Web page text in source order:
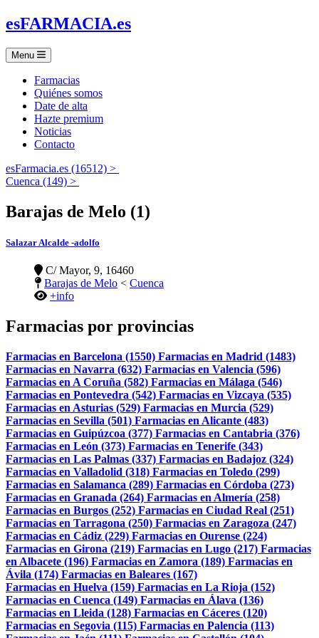
esFARMACIA.es
Menu
Farmacias
Quiénes somos
Date de alta
Hazte premium
Noticias
Contacto
esFarmacia.es (16512) >
Cuenca (149) >
Barajas de Melo (1)
Salazar Alcalde -adolfo
C/ Mayor, 9, 16460
Barajas de Melo < Cuenca
+info
Farmacias por provincias
Farmacias en Barcelona (1550) Farmacias en Madrid (1483)
Farmacias en Navarra (632) Farmacias en Valencia (596)
Farmacias en A Coruña (582) Farmacias en Málaga (546)
Farmacias en Pontevedra (542) Farmacias en Vizcaya (535)
Farmacias en Asturias (529) Farmacias en Murcia (529)
Farmacias en Sevilla (501) Farmacias en Alicante (483)
Farmacias en Guipúzcoa (377) Farmacias en Cantabria (376)
Farmacias en León (373) Farmacias en Tenerife (343)
Farmacias en Las Palmas (337) Farmacias en Badajoz (324)
Farmacias en Valladolid (318) Farmacias en Toledo (299)
Farmacias en Salamanca (289) Farmacias en Córdoba (273)
Farmacias en Granada (264) Farmacias en Almería (258)
Farmacias en Burgos (252) Farmacias en Ciudad Real (251)
Farmacias en Tarragona (250) Farmacias en Zaragoza (247)
Farmacias en Cádiz (229) Farmacias en Ourense (224)
Farmacias en Girona (219) Farmacias en Lugo (217) Farmacias
en Albacete (196) Farmacias en Zamora (189) Farmacias en
Ávila (174) Farmacias en Baleares (167)
Farmacias en Huelva (159) Farmacias en La Rioja (152)
Farmacias en Cuenca (149) Farmacias en Álava (136)
Farmacias en Lleida (128) Farmacias en Cáceres (120)
Farmacias en Segovia (115) Farmacias en Palencia (113)